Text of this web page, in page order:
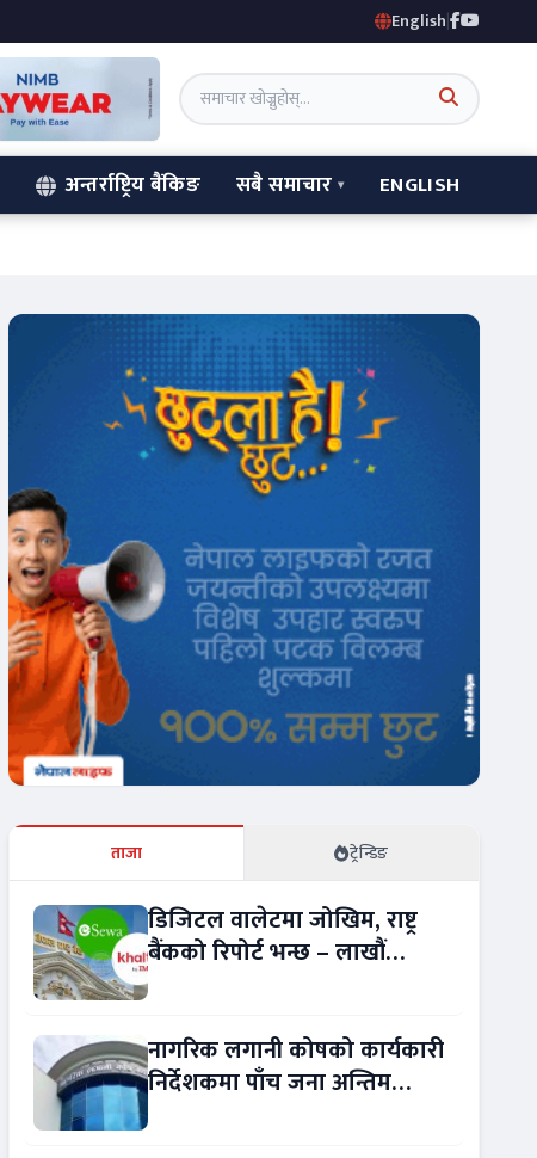
English|
अन्तर्राष्ट्रिय बैंकिङ सबै समाचार ENGLISH
ताजा ट्रेन्डिङ
डिजिटल वालेटमा जोखिम, राष्ट्र
बैंकको रिपोर्ट भन्छ – लाखौं
नागरिक लगानी कोषको कार्यकारी
निर्देशकमा पाँच जना अन्तिम